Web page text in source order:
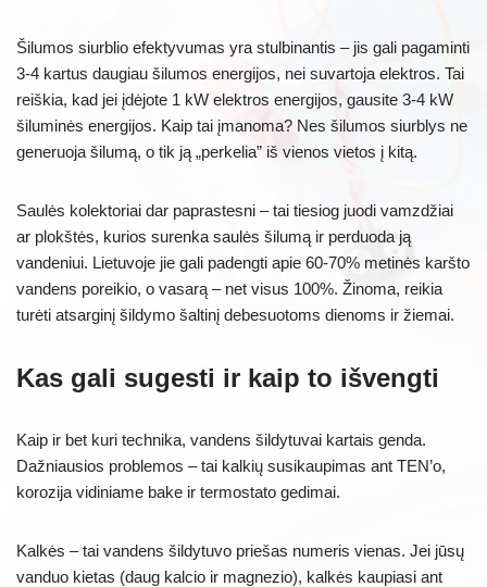
Šilumos siurblio efektyvumas yra stulbinantis – jis gali pagaminti
3-4 kartus daugiau šilumos energijos, nei suvartoja elektros. Tai
reiškia, kad jei įdėjote 1 kW elektros energijos, gausite 3-4 kW
šiluminės energijos. Kaip tai įmanoma? Nes šilumos siurblys ne
generuoja šilumą, o tik ją „perkelia” iš vienos vietos į kitą.
Saulės kolektoriai dar paprastesni – tai tiesiog juodi vamzdžiai
ar plokštės, kurios surenka saulės šilumą ir perduoda ją
vandeniui. Lietuvoje jie gali padengti apie 60-70% metinės karšto
vandens poreikio, o vasarą – net visus 100%. Žinoma, reikia
turėti atsarginį šildymo šaltinį debesuotoms dienoms ir žiemai.
Kas gali sugesti ir kaip to išvengti
Kaip ir bet kuri technika, vandens šildytuvai kartais genda.
Dažniausios problemos – tai kalkių susikaupimas ant TEN’o,
korozija vidiniame bake ir termostato gedimai.
Kalkės – tai vandens šildytuvo priešas numeris vienas. Jei jūsų
vanduo kietas (daug kalcio ir magnezio), kalkės kaupiasi ant